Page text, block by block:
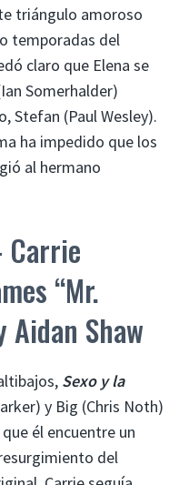
triángulo amoroso
temporadas del
claro que Elena se
Somerhalder)
Stefan (Paul Wesley).
ha impedido que los
al hermano
Carrie
“Mr.
Aidan Shaw
Sexo y la
y Big (Chris Noth)
él encuentre un
del